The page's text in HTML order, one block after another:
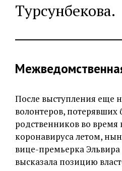
Турсунбекова.
После выступления еще
волонтеров, потерявших
родственников во
коронавируса летом,
вице-премьерка
высказала позицию